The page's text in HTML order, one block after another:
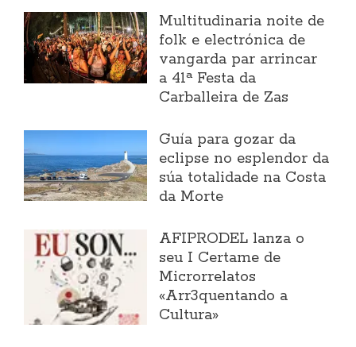
Multitudinaria noite de
folk e electrónica de
vangarda par arrincar
a 41ª Festa da
Carballeira de Zas
Guía para gozar da
eclipse no esplendor da
súa totalidade na Costa
da Morte
AFIPRODEL lanza o
seu I Certame de
Microrrelatos
«Arr3quentando a
Cultura»